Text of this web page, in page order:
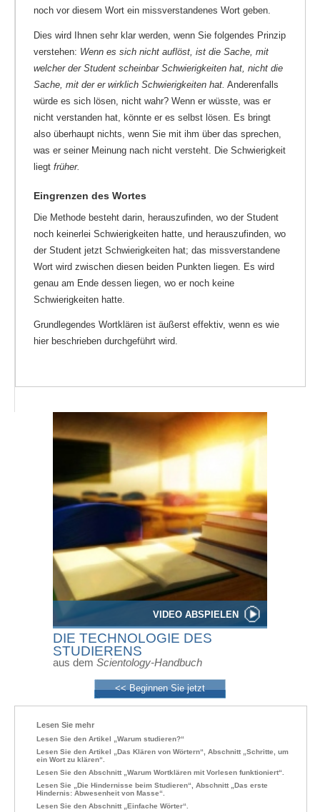
VIDEO ABSPIELEN
DIE TECHNOLOGIE DES
STUDIERENS
aus dem Scientology-Handbuch
<< Beginnen Sie jetzt
noch vor diesem Wort ein missverstandenes Wort geben.
Dies wird Ihnen sehr klar werden, wenn Sie folgendes Prinzip
verstehen: Wenn es sich nicht auflöst, ist die Sache, mit
welcher der Student scheinbar Schwierigkeiten hat, nicht die
Sache, mit der er wirklich Schwierigkeiten hat. Anderenfalls
würde es sich lösen, nicht wahr? Wenn er wüsste, was er
nicht verstanden hat, könnte er es selbst lösen. Es bringt
also überhaupt nichts, wenn Sie mit ihm über das sprechen,
was er seiner Meinung nach nicht versteht. Die Schwierigkeit
liegt früher.
Eingrenzen des Wortes
Die Methode besteht darin, herauszufinden, wo der Student
noch keinerlei Schwierigkeiten hatte, und herauszufinden, wo
der Student jetzt Schwierigkeiten hat; das missverstandene
Wort wird zwischen diesen beiden Punkten liegen. Es wird
genau am Ende dessen liegen, wo er noch keine
Schwierigkeiten hatte.
Grundlegendes Wortklären ist äußerst effektiv, wenn es wie
hier beschrieben durchgeführt wird.
Lesen Sie mehr
Lesen Sie den Artikel „Warum studieren?“
Lesen Sie den Artikel „Das Klären von Wörtern“, Abschnitt „Schritte, um
ein Wort zu klären“.
Lesen Sie den Abschnitt „Warum Wortklären mit Vorlesen funktioniert“.
Lesen Sie „Die Hindernisse beim Studieren“, Abschnitt „Das erste
Hindernis: Abwesenheit von Masse“.
Lesen Sie den Abschnitt „Einfache Wörter“.